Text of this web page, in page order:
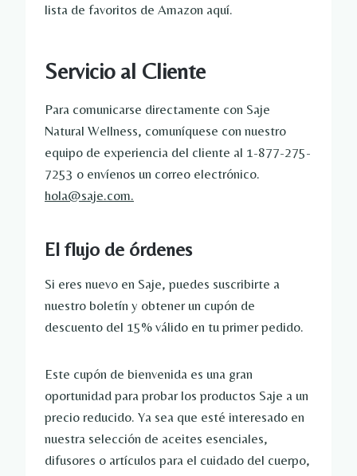
lista de favoritos de Amazon aquí.
Servicio al Cliente
Para comunicarse directamente con Saje
Natural Wellness, comuníquese con nuestro
equipo de experiencia del cliente al 1-877-275-
7253 o envíenos un correo electrónico.
hola@saje.com.
El flujo de órdenes
Si eres nuevo en Saje, puedes suscribirte a
nuestro boletín y obtener un cupón de
descuento del 15% válido en tu primer pedido.
Este cupón de bienvenida es una gran
oportunidad para probar los productos Saje a un
precio reducido. Ya sea que esté interesado en
nuestra selección de aceites esenciales,
difusores o artículos para el cuidado del cuerpo,